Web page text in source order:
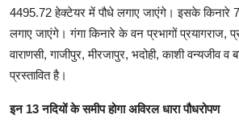
4495.72 हेक्टेयर में पौधे लगाए जाएंगे। इसके किनारे
लगाए जाएंगे। गंगा किनारे के वन प्रभागों प्रयागराज,
वाराणसी, गाजीपुर, मीरजापुर, भदोही, काशी वन्यजीव व
प्रस्तावित है।
इन 13 नदियों के समीप होगा अविरल धारा पौधरोपण